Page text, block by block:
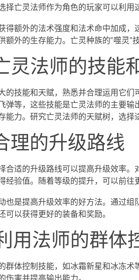
择亡灵法师作为角色的玩家可以利用
得额外的法术强度和法术命中加成
额外的生存能力。亡灵种族的“噬灵”
灵法师的技能
的技能和天赋，熟悉并合理运用它
弹等，这些技能是亡灵法师的主要
能力。研究亡灵法师的天赋树，选择
理的升级路线
合适的升级路线可以提高升级效率
经验值。随着等级的提升，可以前往
也是提高升级效率的好方法。通过
可以获得更好的装备和奖励。
用法师的群体
群体控制技能，如冰霜新星和冰冻
伤害并提高输出能力。